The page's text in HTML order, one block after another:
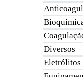
Diversos
Eletrólitos